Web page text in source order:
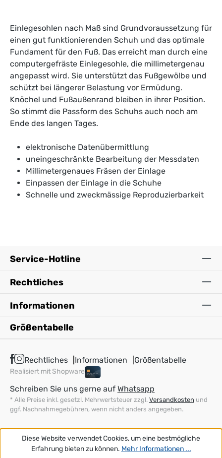
Einlegesohlen nach Maß sind Grundvoraussetzung für
einen gut funktionierenden Schuh und das optimale
Fundament für den Fuß. Das erreicht man durch eine
computergefräste Einlegesohle, die millimetergenau
angepasst wird. Sie unterstützt das Fußgewölbe und
schützt bei längerer Belastung vor Ermüdung.
Knöchel und Fußaußenrand bleiben in ihrer Position.
So stimmt die Passform des Schuhs auch noch am
Ende des langen Tages.
elektronische Datenübermittlung
uneingeschränkte Bearbeitung der Messdaten
Millimetergenaues Fräsen der Einlage
Einpassen der Einlage in die Schuhe
Schnelle und zweckmässige Reproduzierbarkeit
Service-Hotline
Rechtliches
Informationen
Größentabelle
Rechtliches Informationen Größentabelle
Realisiert mit Shopware
Schreiben Sie uns gerne auf Whatsapp
* Alle Preise inkl. gesetzl. Mehrwertsteuer zzgl. Versandkosten und
ggf. Nachnahmegebühren, wenn nicht anders angegeben.
Diese Website verwendet Cookies, um eine bestmögliche
Erfahrung bieten zu können. Mehr Informationen ...